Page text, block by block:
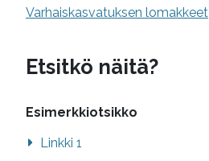
Varhaiskasvatuksen lomakkeet
Etsitkö näitä?
Esimerkkiotsikko
Linkki 1